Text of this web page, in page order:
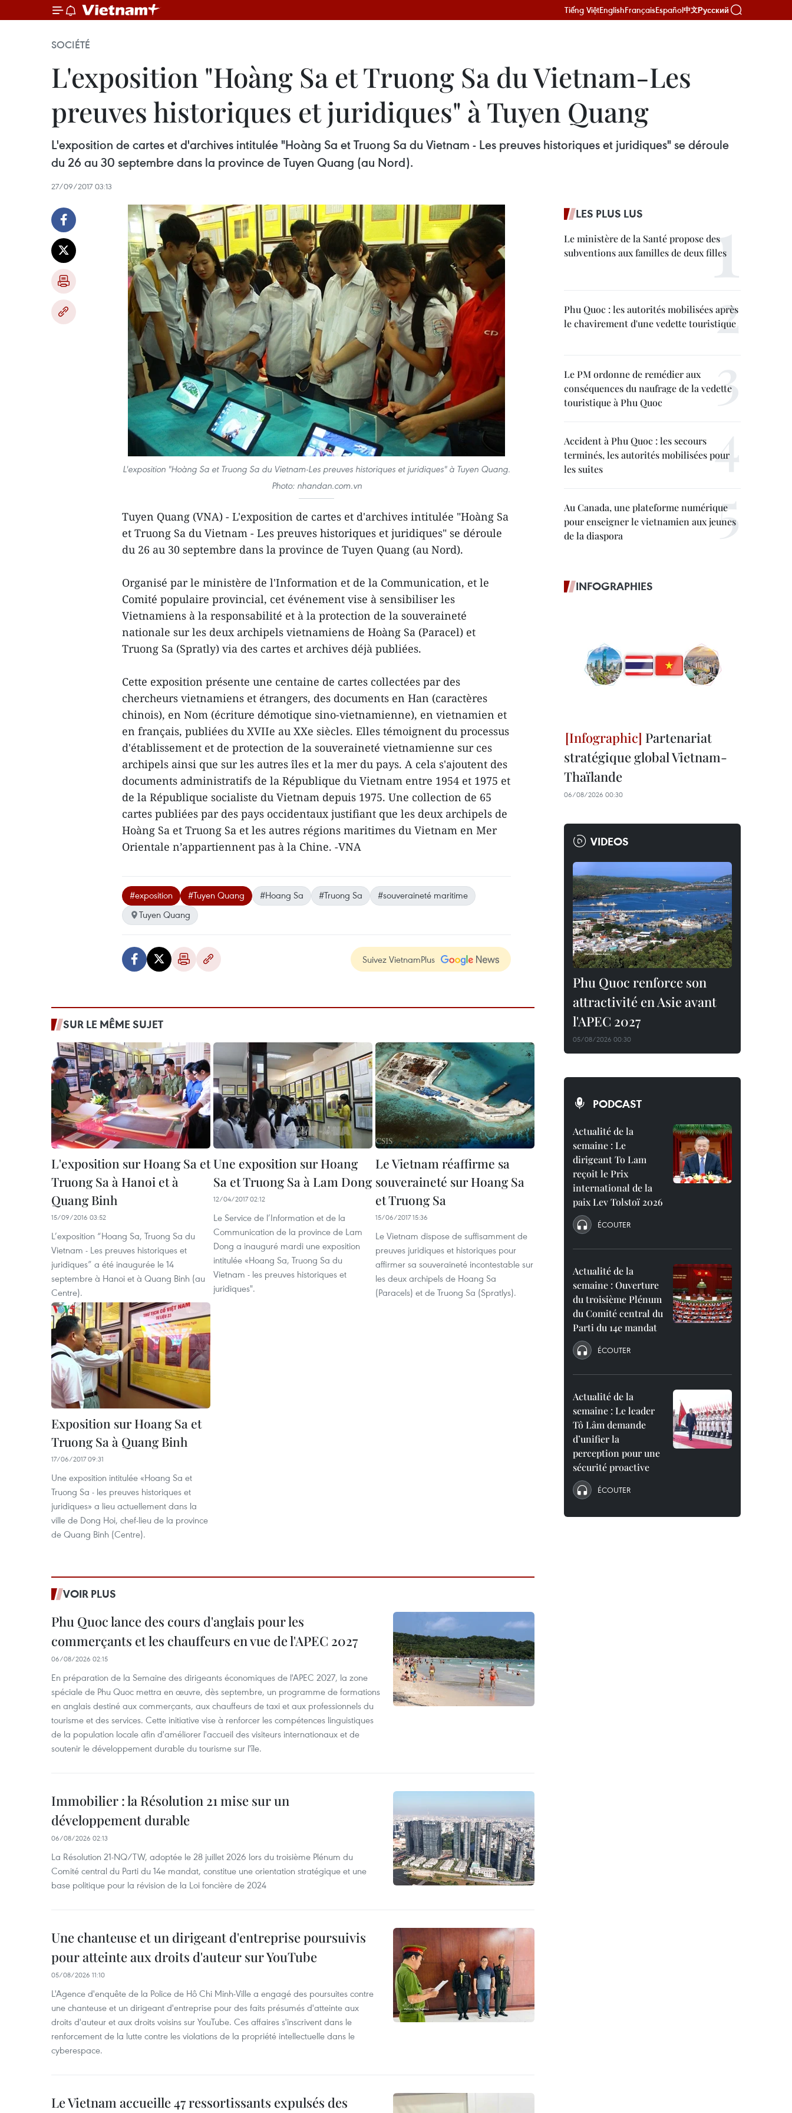
Tiếng ViệtEnglishFrançaisEspañol中文Русский
SOCIÉTÉ
L'exposition "Hoàng Sa et Truong Sa du Vietnam-Les
preuves historiques et juridiques" à Tuyen Quang
L'exposition de cartes et d'archives intitulée "Hoàng Sa et Truong Sa du Vietnam - Les preuves historiques et juridiques" se déroule
du 26 au 30 septembre dans la province de Tuyen Quang (au Nord).
27/09/2017 03:13
L'exposition "Hoàng Sa et Truong Sa du Vietnam-Les preuves historiques et juridiques" à Tuyen Quang.
Photo: nhandan.com.vn
Tuyen Quang (VNA) - L'exposition de cartes et d'archives intitulée "Hoàng Sa
et Truong Sa du Vietnam - Les preuves historiques et juridiques" se déroule
du 26 au 30 septembre dans la province de Tuyen Quang (au Nord).
Organisé par le ministère de l'Information et de la Communication, et le
Comité populaire provincial, cet événement vise à sensibiliser les
Vietnamiens à la responsabilité et à la protection de la souveraineté
nationale sur les deux archipels vietnamiens de Hoàng Sa (Paracel) et
Truong Sa (Spratly) via des cartes et archives déjà publiées.
Cette exposition présente une centaine de cartes collectées par des
chercheurs vietnamiens et étrangers, des documents en Han (caractères
chinois), en Nom (écriture démotique sino-vietnamienne), en vietnamien et
en français, publiées du XVIIe au XXe siècles. Elles témoignent du processus
d'établissement et de protection de la souveraineté vietnamienne sur ces
archipels ainsi que sur les autres îles et la mer du pays. A cela s'ajoutent des
documents administratifs de la République du Vietnam entre 1954 et 1975 et
de la République socialiste du Vietnam depuis 1975. Une collection de 65
cartes publiées par des pays occidentaux justifiant que les deux archipels de
Hoàng Sa et Truong Sa et les autres régions maritimes du Vietnam en Mer
Orientale n’appartiennent pas à la Chine. -VNA
#exposition #Tuyen Quang #Hoang Sa #Truong Sa
#souveraineté maritime
Tuyen Quang
Suivez VietnamPlus
SUR LE MÊME SUJET
L'exposition sur Hoang Sa et
Truong Sa à Hanoi et à
Quang Binh
15/09/2016 03:52
L’exposition “Hoang Sa, Truong Sa du
Vietnam - Les preuves historiques et
juridiques” a été inaugurée le 14
septembre à Hanoi et à Quang Binh (au
Centre).
Une exposition sur Hoang
Sa et Truong Sa à Lam Dong
12/04/2017 02:12
Le Service de l’Information et de la
Communication de la province de Lam
Dong a inauguré mardi une exposition
intitulée «Hoang Sa, Truong Sa du
Vietnam - les preuves historiques et
juridiques".
Le Vietnam réaffirme sa
souveraineté sur Hoang Sa
et Truong Sa
15/06/2017 15:36
Le Vietnam dispose de suffisamment de
preuves juridiques et historiques pour
affirmer sa souveraineté incontestable sur
les deux archipels de Hoang Sa
(Paracels) et de Truong Sa (Spratlys).
Exposition sur Hoang Sa et
Truong Sa à Quang Binh
17/06/2017 09:31
Une exposition intitulée «Hoang Sa et
Truong Sa - les preuves historiques et
juridiques» a lieu actuellement dans la
ville de Dong Hoi, chef-lieu de la province
de Quang Binh (Centre).
VOIR PLUS
Phu Quoc lance des cours d'anglais pour les
commerçants et les chauffeurs en vue de l'APEC 2027
06/08/2026 02:15
En préparation de la Semaine des dirigeants économiques de l'APEC 2027, la zone
spéciale de Phu Quoc mettra en œuvre, dès septembre, un programme de formations
en anglais destiné aux commerçants, aux chauffeurs de taxi et aux professionnels du
tourisme et des services. Cette initiative vise à renforcer les compétences linguistiques
de la population locale afin d'améliorer l'accueil des visiteurs internationaux et de
soutenir le développement durable du tourisme sur l'île.
Immobilier : la Résolution 21 mise sur un
développement durable
06/08/2026 02:13
La Résolution 21-NQ/TW, adoptée le 28 juillet 2026 lors du troisième Plénum du
Comité central du Parti du 14e mandat, constitue une orientation stratégique et une
base politique pour la révision de la Loi foncière de 2024
Une chanteuse et un dirigeant d'entreprise poursuivis
pour atteinte aux droits d'auteur sur YouTube
05/08/2026 11:10
L'Agence d'enquête de la Police de Hô Chi Minh-Ville a engagé des poursuites contre
une chanteuse et un dirigeant d'entreprise pour des faits présumés d'atteinte aux
droits d'auteur et aux droits voisins sur YouTube. Ces affaires s'inscrivent dans le
renforcement de la lutte contre les violations de la propriété intellectuelle dans le
cyberespace.
Le Vietnam accueille 47 ressortissants expulsés des
LES PLUS LUS
Le ministère de la Santé propose des
subventions aux familles de deux filles
Phu Quoc : les autorités mobilisées après
le chavirement d'une vedette touristique
Le PM ordonne de remédier aux
conséquences du naufrage de la vedette
touristique à Phu Quoc
Accident à Phu Quoc : les secours
terminés, les autorités mobilisées pour
les suites
Au Canada, une plateforme numérique
pour enseigner le vietnamien aux jeunes
de la diaspora
INFOGRAPHIES
Partenariat
stratégique global Vietnam-
Thaïlande
06/08/2026 00:30
VIDEOS
Phu Quoc renforce son
attractivité en Asie avant
l'APEC 2027
05/08/2026 00:30
PODCAST
Actualité de la
semaine : Le
dirigeant To Lam
reçoit le Prix
international de la
paix Lev Tolstoï 2026
ÉCOUTER
Actualité de la
semaine : Ouverture
du troisième Plénum
du Comité central du
Parti du 14e mandat
ÉCOUTER
Actualité de la
semaine : Le leader
Tô Lâm demande
d’unifier la
perception pour une
sécurité proactive
ÉCOUTER